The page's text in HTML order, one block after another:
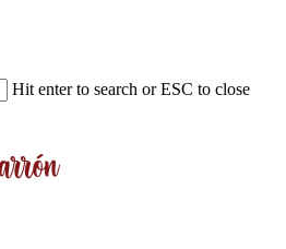
Hit enter to search or ESC to close